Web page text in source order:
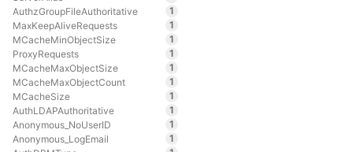
AuthzGroupFileAuthoritative
1
MaxKeepAliveRequests
1
MCacheMinObjectSize
1
ProxyRequests
1
MCacheMaxObjectSize
1
MCacheMaxObjectCount
1
MCacheSize
1
AuthLDAPAuthoritative
1
Anonymous_NoUserID
1
Anonymous_LogEmail
1